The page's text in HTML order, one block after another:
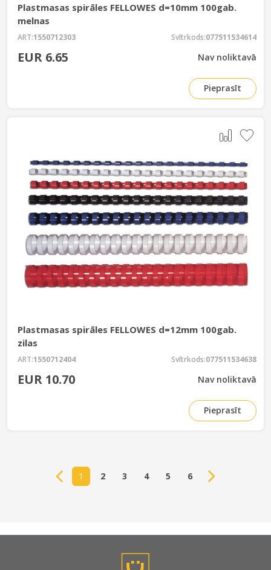
Plastmasas spirāles FELLOWES d=10mm 100gab.
melnas
ART:1550712303 Svītrkods:077511534614
EUR 6.65 Nav noliktavā
Pieprasīt
Plastmasas spirāles FELLOWES d=12mm 100gab.
zilas
ART:1550712404 Svītrkods:077511534638
EUR 10.70 Nav noliktavā
Pieprasīt
1 2 3 4 5 6